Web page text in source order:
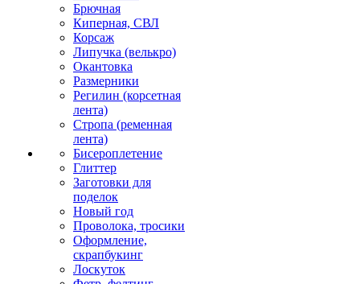
Брючная
Киперная, СВЛ
Корсаж
Липучка (велькро)
Окантовка
Размерники
Регилин (корсетная
лента)
Стропа (ременная
лента)
Бисероплетение
Глиттер
Заготовки для
поделок
Новый год
Проволока, тросики
Оформление,
скрапбукинг
Лоскуток